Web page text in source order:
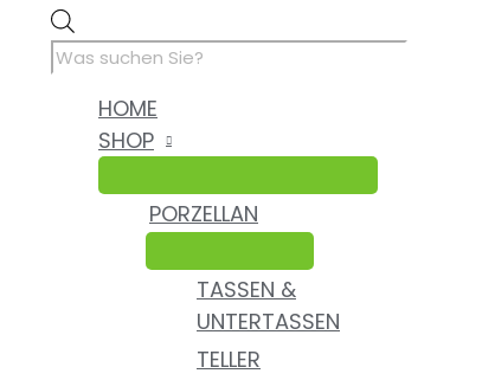
Inhalt
springen
search
HOME
SHOP
PORZELLAN
TASSEN &
UNTERTASSEN
TELLER
Porzellan